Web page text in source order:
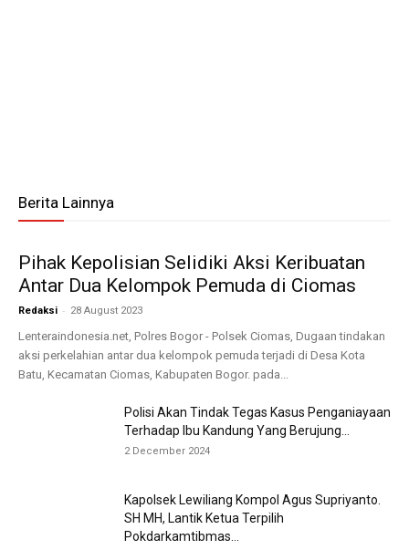
Berita Lainnya
Pihak Kepolisian Selidiki Aksi Keribuatan
Antar Dua Kelompok Pemuda di Ciomas
Redaksi - 28 August 2023
Lenteraindonesia.net, Polres Bogor - Polsek Ciomas, Dugaan tindakan
aksi perkelahian antar dua kelompok pemuda terjadi di Desa Kota
Batu, Kecamatan Ciomas, Kabupaten Bogor. pada...
Polisi Akan Tindak Tegas Kasus Penganiayaan
Terhadap Ibu Kandung Yang Berujung...
2 December 2024
Kapolsek Lewiliang Kompol Agus Supriyanto.
SH MH, Lantik Ketua Terpilih
Pokdarkamtibmas...